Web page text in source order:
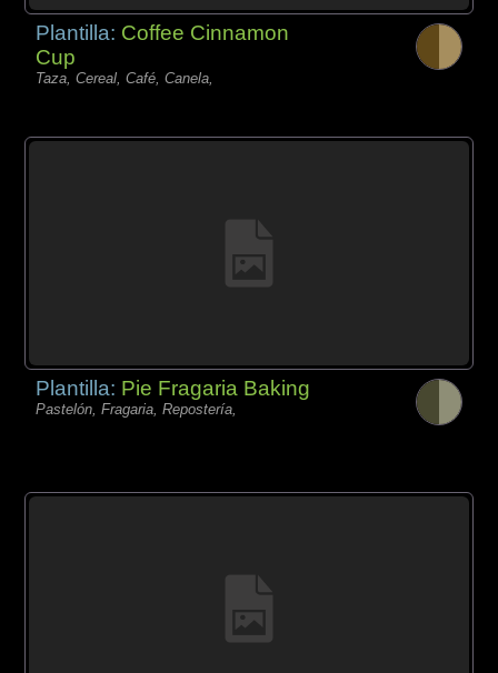
Plantilla: Coffee Cinnamon
Cup
Taza, Cereal, Café, Canela,
Plantilla: Pie Fragaria Baking
Pastelón, Fragaria, Repostería,